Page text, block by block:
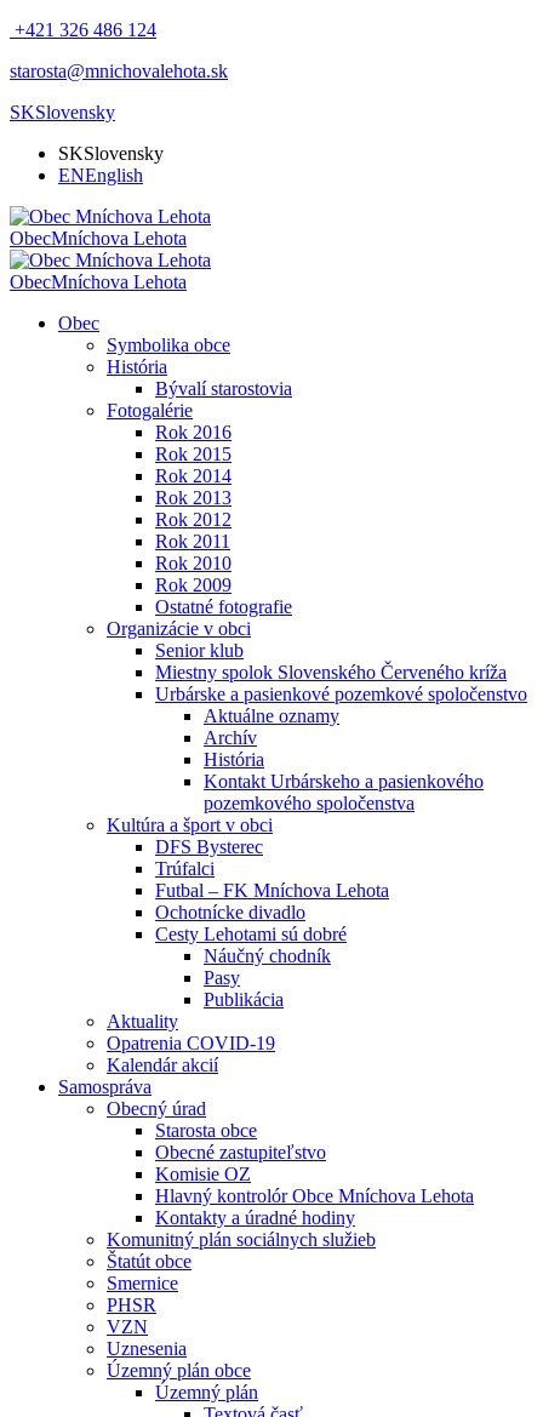
+421 326 486 124
starosta@mnichovalehota.sk
SKSlovensky
SKSlovensky
ENEnglish
ObecMníchova Lehota
ObecMníchova Lehota
Obec
Symbolika obce
História
Bývalí starostovia
Fotogalérie
Rok 2016
Rok 2015
Rok 2014
Rok 2013
Rok 2012
Rok 2011
Rok 2010
Rok 2009
Ostatné fotografie
Organizácie v obci
Senior klub
Miestny spolok Slovenského Červeného kríža
Urbárske a pasienkové pozemkové spoločenstvo
Aktuálne oznamy
Archív
História
Kontakt Urbárskeho a pasienkového
pozemkového spoločenstva
Kultúra a šport v obci
DFS Bysterec
Trúfalci
Futbal – FK Mníchova Lehota
Ochotnícke divadlo
Cesty Lehotami sú dobré
Náučný chodník
Pasy
Publikácia
Aktuality
Opatrenia COVID-19
Kalendár akcií
Samospráva
Obecný úrad
Starosta obce
Obecné zastupiteľstvo
Komisie OZ
Hlavný kontrolór Obce Mníchova Lehota
Kontakty a úradné hodiny
Komunitný plán sociálnych služieb
Štatút obce
Smernice
PHSR
VZN
Uznesenia
Územný plán obce
Územný plán